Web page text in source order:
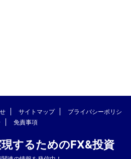
サイトマップ
プライバシーポリシ
免責事項
するためのFX&投資